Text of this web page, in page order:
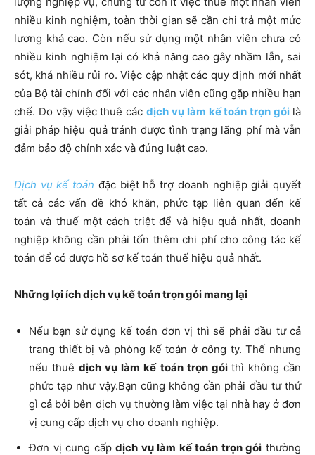
nhiều kinh nghiệm, toàn thời gian sẽ cần chi trả một mức
lương khá cao. Còn nếu sử dụng một nhân viên chưa có
nhiều kinh nghiệm lại có khả năng cao gây nhầm lẫn, sai
sót, khá nhiều rủi ro. Việc cập nhật các quy định mới nhất
của Bộ tài chính đối với các nhân viên cũng gặp nhiều hạn
chế. Do vậy việc thuê cácdịch vụ làm kế toán trọn gói là
giải pháp hiệu quả tránh được tình trạng lãng phí mà vẫn
đảm bảo độ chính xác và đúng luật cao.
Dịch vụ kế toán đặc biệt hỗ trợ doanh nghiệp giải quyết
tất cả các vấn đề khó khăn, phức tạp liên quan đến kế
toán và thuế một cách triệt để và hiệu quả nhất, doanh
nghiệp không cần phải tốn thêm chi phí cho công tác kế
toán để có được hồ sơ kế toán thuế hiệu quả nhất.
Những lợi ích dịch vụ kế toán trọn gói mang lại
Nếu bạn sử dụng kế toán đơn vị thì sẽ phải đầu tư cả
trang thiết bị và phòng kế toán ở công ty. Thế nhưng
nếu thuêdịch vụ làm kế toán trọn gói thì không cần
phức tạp như vậy.Bạn cũng không cần phải đầu tư thứ
gì cả bởi bên dịch vụ thường làm việc tại nhà hay ở đơn
vị cung cấp dịch vụ cho doanh nghiệp.
Đơn vị cung cấpdịch vụ làm kế toán trọn gói thường